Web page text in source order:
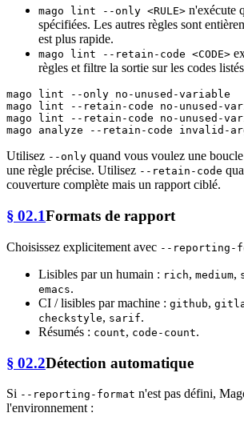
mago lint --only <RULE> n'exécute
spécifiées. Les autres règles sont
est plus rapide.
mago lint --retain-code <CODE>
règles et filtre la sortie sur les codes
mago lint --only
mago lint --retain-
mago lint --retain-code no-unused-
Utilisez --only quand vous voulez une
une règle précise. Utilisez --retain-code
couverture complète mais un rapport ciblé.
§ 02.1Formats de rapport
Choisissez explicitement avec --reporting-
Lisibles par un humain : rich, medium,
emacs.
CI / lisibles par machine : github,
checkstyle, sarif.
Résumés : count, code-count.
§ 02.2Détection automatique
Si --reporting-format n'est pas défini,
l'environnement :